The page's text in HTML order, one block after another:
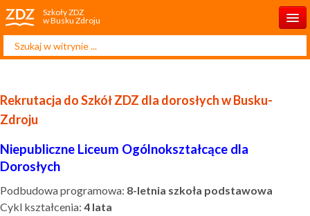
Szkoły ZDZ
w Busku Zdroju
Start
Rekrutacja 2025/2026
Projekty unijne
Kontakt
Szukaj...
Rekrutacja do Szkół ZDZ dla dorosłych w Busku-
Zdroju
Niepubliczne Liceum Ogólnokształcące dla
Dorosłych
Podbudowa programowa: 8-letnia szkoła podstawowa
Cykl kształcenia: 4 lata